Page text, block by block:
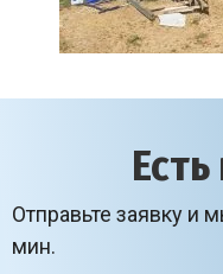
Отправьте заявку и
мин.